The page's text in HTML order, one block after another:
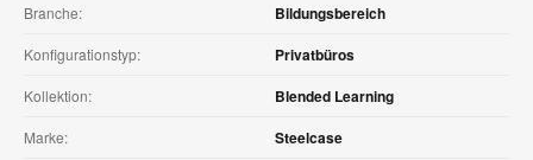
Branche: Bildungsbereich
Konfigurationstyp: Privatbüros
Kollektion: Blended Learning
Marke: Steelcase